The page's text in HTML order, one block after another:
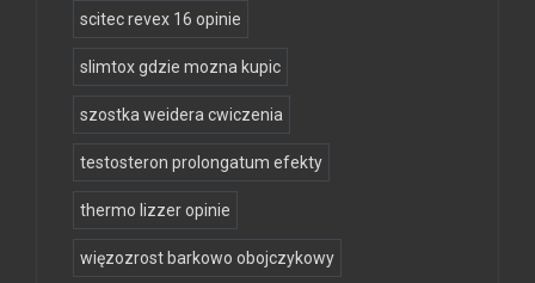
scitec revex 16 opinie
slimtox gdzie mozna kupic
szostka weidera cwiczenia
testosteron prolongatum efekty
thermo lizzer opinie
więzozrost barkowo obojczykowy